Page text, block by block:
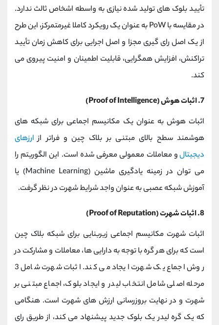
تأیید بلوک های تولید شده نیازی به واسطه اشخاص ثالث ندارد.
در مقایسه با PoW به عنوان یک رویکرد کاملا غیرمتمرکز، این طرح
از یک اصل رای گیری مجزا و اصل اجرایی برای کاهش زمان تأیید
تراکنش، افزایش همگرایی، قابلیت اطمینان و امنیت پیروی می
کند.
7. اثبات هوش (Proof of Intelligence)
اثبات هوش به عنوان یک مکانیسم اجماعی برای شبکه های
هوشمند سطح بالای مبتنی بر بلاک چین و فراتر از ارزهای
دیجیتالو معاملات معمولی معرفی شده است. این الگوریتم را
می توان در زمینه یادگیری ماشین (Machine Learning) یا
آموزش شبکه عصبی به عنوان واجد شرایط شهرت در نظر گرفت.
8. اثبات شهرت (Proof of Reputation)
اثبات شهرت مکانیسم اجماعی زیربنایی برای شبکه بلاک چین
است که برای هر گره با توجه به دارایی ها، معاملات و مشارکت در
روش اجماع یک شهرت ایجاد می کند. اثبات شهرت شامل 3
مرحله اصلی شامل انتخاب لیدر و ایجاد بلوک، اجماع مبتنی بر
شهرت و در نهایت بروزرسانی ارزش های شهرت است. هنگامی
که یک گره لیدر یک بلوک جدید پیشنهاد می کند، از طریق رای